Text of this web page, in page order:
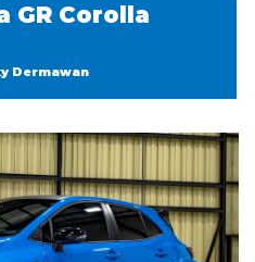
GR Corolla
Dermawan